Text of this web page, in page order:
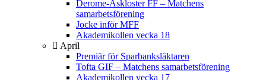
Derome-Åskloster FF – Matchens
samarbetsförening
Jocke inför MFF
Akademikollen vecka 18
April
Premiär för Sparbanksläktaren
Tofta GIF – Matchens samarbetsförening
Akademikollen vecka 17